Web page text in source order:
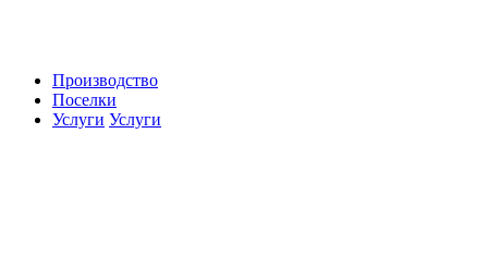
Производство
Поселки
Услуги Услуги